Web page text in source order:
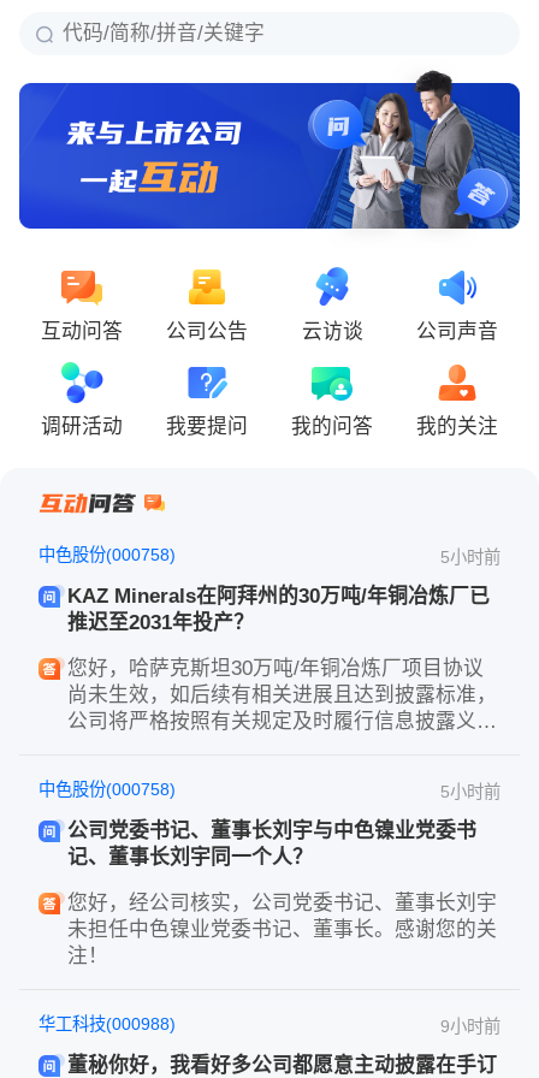
互动问答 公司公告 云访谈 公司声音
调研活动 我要提问 我的问答 我的关注
中色股份(000758) 5小时前
KAZ Minerals在阿拜州的30万吨/年铜冶炼厂已
推迟至2031年投产？
您好，哈萨克斯坦30万吨/年铜冶炼厂项目协议
尚未生效，如后续有相关进展且达到披露标准，
公司将严格按照有关规定及时履行信息披露义
中色股份(000758) 5小时前
公司党委书记、董事长刘宇与中色镍业党委书
记、董事长刘宇同一个人？
您好，经公司核实，公司党委书记、董事长刘宇
未担任中色镍业党委书记、董事长。感谢您的关
注！
华工科技(000988) 9小时前
董秘你好，我看好多公司都愿意主动披露在手订